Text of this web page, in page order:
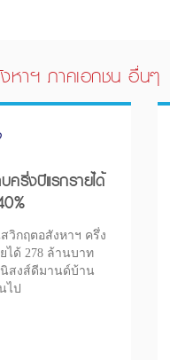
หาฯ ภาคเอกชน อื่นๆ
รึ่งปีแรกรายได้
วิกฤตอสังหาฯ ครึ่ง
ได้ 278 ล้านบาท
นิสงส์ดีมานด์บ้าน
ไป